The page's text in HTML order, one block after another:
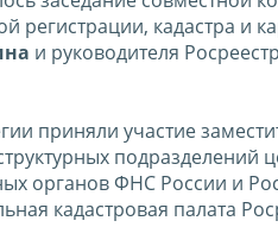
регистрации, кадастра и
и руководителя
приняли участие
органов ФНС России и
кадастровая палата